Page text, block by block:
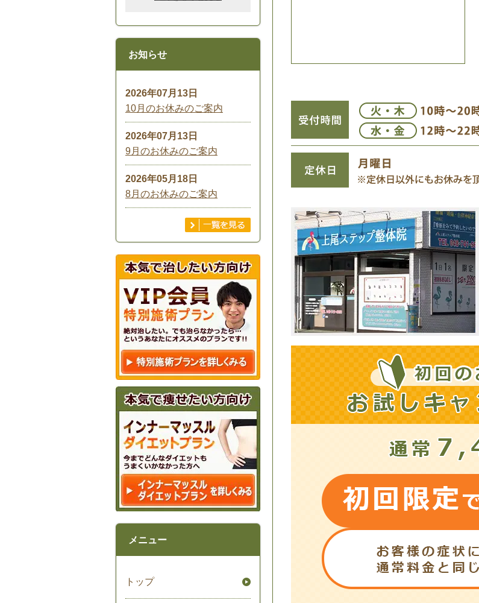
お知らせ
2026年07月13日
10月のお休みのご案内
2026年07月13日
9月のお休みのご案内
2026年05月18日
8月のお休みのご案内
メニュー
トップ